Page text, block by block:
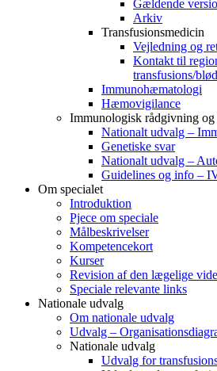
Gældende
Arkiv
Transfusionsmedicin
Vejledning og
Kontakt til
transfusions/
Immunohæmatologi
Hæmovigilance
Immunologisk rådgivning og
Nationalt udvalg –
Genetiske svar
Nationalt udvalg –
Guidelines og info –
Om specialet
Introduktion
Pjece om speciale
Målbeskrivelser
Kompetencekort
Kurser
Revision af den lægelige
Speciale relevante links
Nationale udvalg
Om nationale udvalg
Udvalg –
Nationale udvalg
Udvalg for